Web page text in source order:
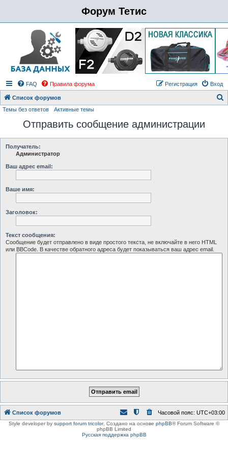
Форум Тетис
FAQ Правила форума Вход
Регистрация
Список форумов
Темы без ответов Активные темы
Отправить сообщение администрации
Получатель:
Администратор
Ваш адрес email:
Ваше имя:
Заголовок:
Текст сообщения:
Сообщение будет отправлено в виде простого текста, не включайте в него HTML
или BBCode. В качестве обратного адреса будет показываться ваш адрес email.
Список форумов Часовой пояс: UTC+03:00
Style developer by support forum tricolor, Создано на основе phpBB® Forum Software ©
phpBB Limited
Русская поддержка phpBB